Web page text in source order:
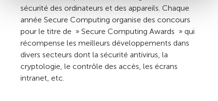
sécurité des ordinateurs et des appareils. Chaque
année Secure Computing organise des concours
pour le titre de » Secure Computing Awards » qui
récompense les meilleurs développements dans
divers secteurs dont la sécurité antivirus, la
cryptologie, le contrôle des accès, les écrans
intranet, etc.